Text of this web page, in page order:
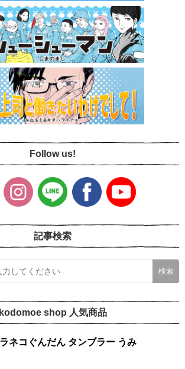
Follow us!
記事検索
kodomoe shop 人気商品
ノラネコぐんだん タンブラー うみ